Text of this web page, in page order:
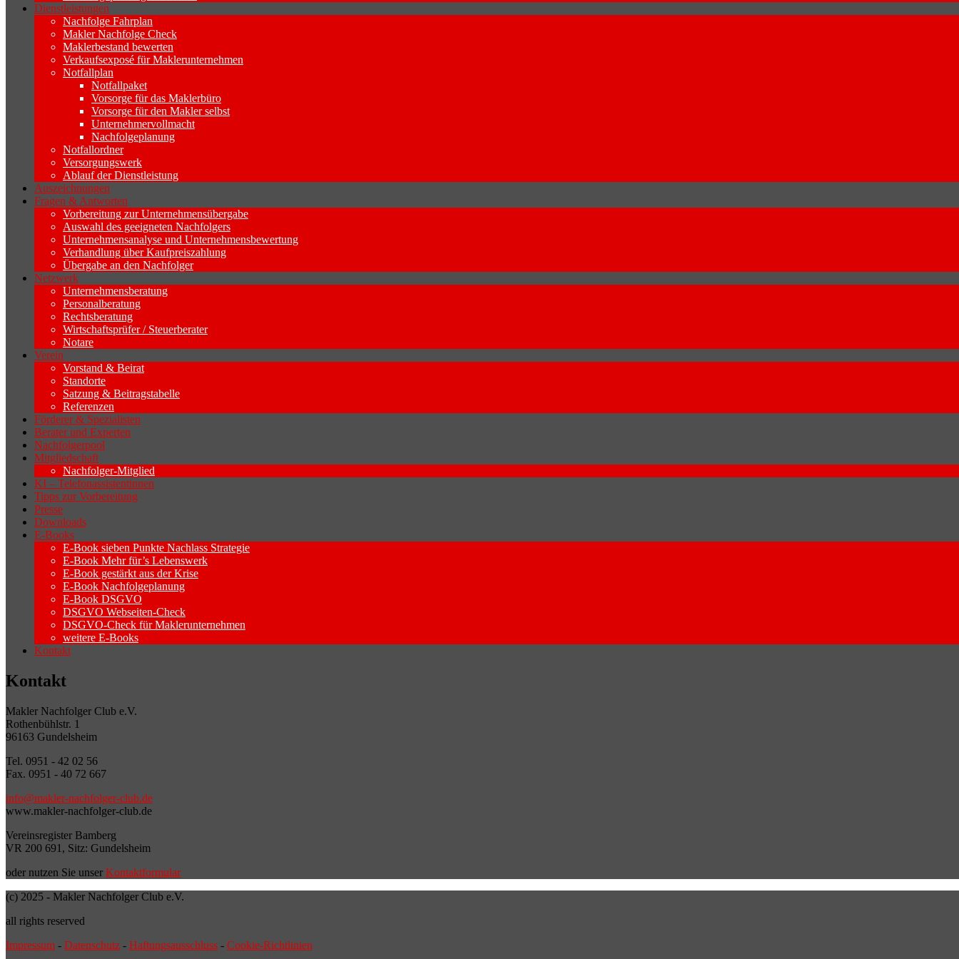
Dienstleistungen
Nachfolge Fahrplan
Makler Nachfolge Check
Maklerbestand bewerten
Verkaufsexposé für Maklerunternehmen
Notfallplan
Notfallpaket
Vorsorge für das Maklerbüro
Vorsorge für den Makler selbst
Unternehmervollmacht
Nachfolgeplanung
Notfallordner
Versorgungswerk
Ablauf der Dienstleistung
Auszeichnungen
Fragen & Antworten
Vorbereitung zur Unternehmensübergabe
Auswahl des geeigneten Nachfolgers
Unternehmensanalyse und Unternehmensbewertung
Verhandlung über Kaufpreiszahlung
Übergabe an den Nachfolger
Netzwerk
Unternehmensberatung
Personalberatung
Rechtsberatung
Wirtschaftsprüfer / Steuerberater
Notare
Verein
Vorstand & Beirat
Standorte
Satzung & Beitragstabelle
Referenzen
Förderer & Spezialisten
Berater und Experten
Nachfolgerpool
Mitgliedschaft
Nachfolger-Mitglied
KI – Telefonassistentinnen
Tipps zur Vorbereitung
Presse
Downloads
E-Books
E-Book sieben Punkte Nachlass Strategie
E-Book Mehr für’s Lebenswerk
E-Book gestärkt aus der Krise
E-Book Nachfolgeplanung
E-Book DSGVO
DSGVO Webseiten-Check
DSGVO-Check für Maklerunternehmen
weitere E-Books
Kontakt
Kontakt
Makler Nachfolger Club e.V.
Rothenbühlstr. 1
96163 Gundelsheim
Tel. 0951 - 42 02 56
Fax. 0951 - 40 72 667
info@makler-nachfolger-club.de
www.makler-nachfolger-club.de
Vereinsregister Bamberg
VR 200 691, Sitz: Gundelsheim
oder nutzen Sie unser Kontaktformular
(c) 2025 - Makler Nachfolger Club e.V.
all rights reserved
Impressum - Datenschutz - Haftungsausschluss - Cookie-Richtlinien